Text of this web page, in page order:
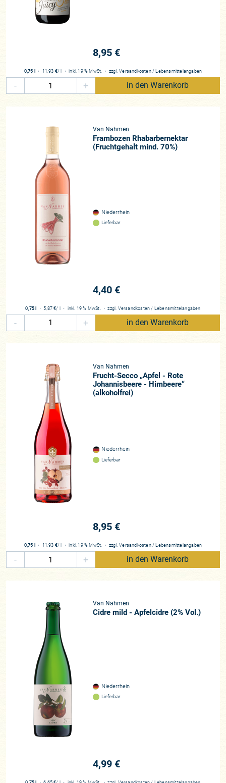
8,95 €
0,75 l ・ 11,93 €/ l ・inkl. 19 % MwSt. ・ zzgl.Versandkosten / Lebensmittelangaben
- + in den Warenkorb
Van Nahmen
Frambozen Rhabarbernektar
(Fruchtgehalt mind. 70%)
Niederrhein
Lieferbar
4,40 €
0,75 l ・5,87 €/ l ・ inkl. 19 % MwSt. ・zzgl. Versandkosten / Lebensmittelangaben
- + in den Warenkorb
Van Nahmen
Frucht-Secco „Apfel - Rote
Johannisbeere - Himbeere“
(alkoholfrei)
Niederrhein
Lieferbar
8,95 €
0,75 l ・ 11,93 €/ l ・inkl. 19 % MwSt. ・ zzgl.Versandkosten / Lebensmittelangaben
- + in den Warenkorb
Van Nahmen
Cidre mild - Apfelcidre (2% Vol.)
Niederrhein
Lieferbar
4,99 €